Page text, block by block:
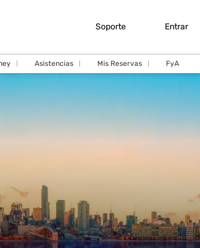
Soporte Entrar
Asistencias Mis Reservas FyA